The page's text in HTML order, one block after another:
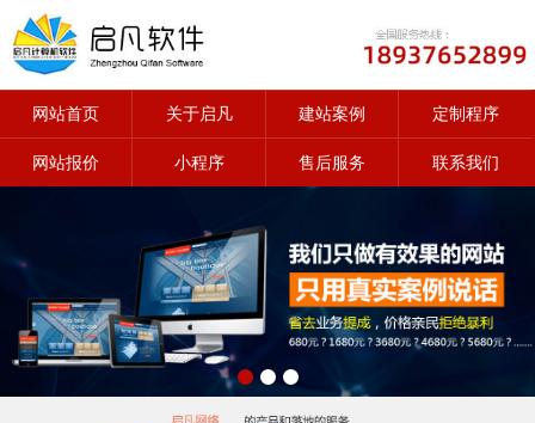
网站首页 关于启凡 建站案例 定制程序
网站报价 小程序 售后服务 联系我们